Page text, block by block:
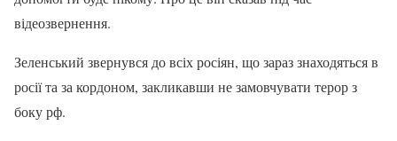
відеозвернення.
Зеленський звернувся до всіх росіян, що зараз знаходяться в
росії та за кордоном, закликавши не замовчувати терор з
боку рф.